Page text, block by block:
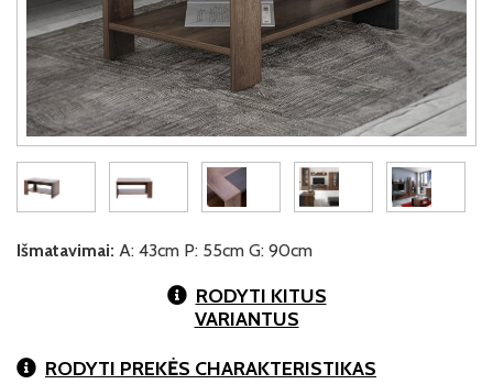
Išmatavimai: A: 43cm P: 55cm G: 90cm
RODYTI KITUS
VARIANTUS
RODYTI PREKĖS CHARAKTERISTIKAS